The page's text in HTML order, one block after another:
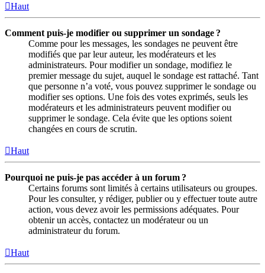
Haut
Comment puis-je modifier ou supprimer un sondage ?
Comme pour les messages, les sondages ne peuvent être
modifiés que par leur auteur, les modérateurs et les
administrateurs. Pour modifier un sondage, modifiez le
premier message du sujet, auquel le sondage est rattaché. Tant
que personne n’a voté, vous pouvez supprimer le sondage ou
modifier ses options. Une fois des votes exprimés, seuls les
modérateurs et les administrateurs peuvent modifier ou
supprimer le sondage. Cela évite que les options soient
changées en cours de scrutin.
Haut
Pourquoi ne puis-je pas accéder à un forum ?
Certains forums sont limités à certains utilisateurs ou groupes.
Pour les consulter, y rédiger, publier ou y effectuer toute autre
action, vous devez avoir les permissions adéquates. Pour
obtenir un accès, contactez un modérateur ou un
administrateur du forum.
Haut